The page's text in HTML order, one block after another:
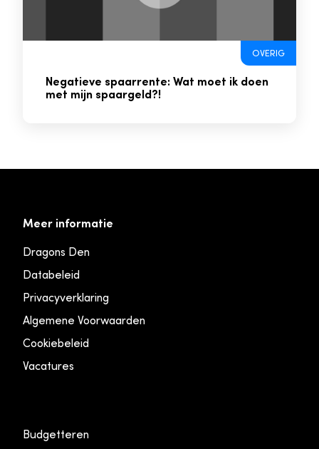
OVERIG
Negatieve spaarrente: Wat moet ik doen
met mijn spaargeld?!
Meer informatie
Dragons Den
Databeleid
Privacyverklaring
Algemene Voorwaarden
Cookiebeleid
Vacatures
Budgetteren